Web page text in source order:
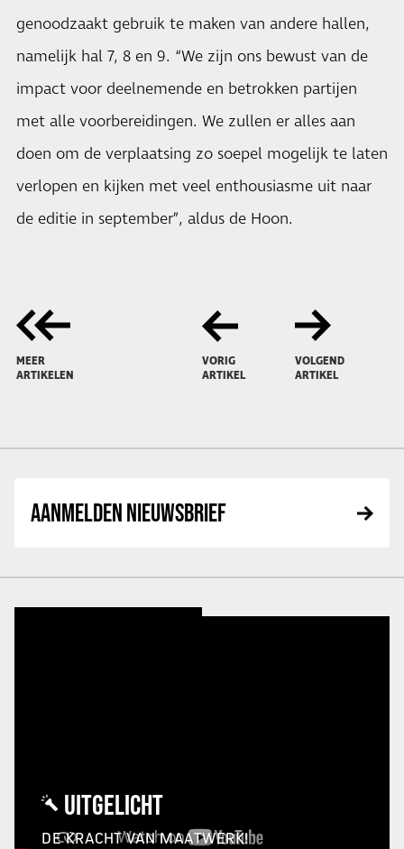
genoodzaakt gebruik te maken van andere hallen,
namelijk hal 7, 8 en 9. “We zijn ons bewust van de
impact voor deelnemende en betrokken partijen
met alle voorbereidingen. We zullen er alles aan
doen om de verplaatsing zo soepel mogelijk te laten
verlopen en kijken met veel enthousiasme uit naar
de editie in september”, aldus de Hoon.
MEER
ARTIKELEN
VORIG
ARTIKEL
VOLGEND
ARTIKEL
AANMELDEN NIEUWSBRIEF
UITGELICHT
DE KRACHT VAN MAATWERK!